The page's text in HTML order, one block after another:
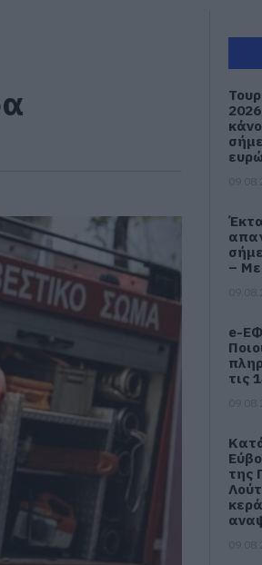
–
e-
τις
της